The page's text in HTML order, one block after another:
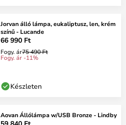
Jorvan álló lámpa, eukaliptusz, len, krém
színű - Lucande
66 990 Ft
Fogy. ár75 490 Ft
Fogy. ár -11%
Készleten
Aovan Állólámpa w/USB Bronze - Lindby